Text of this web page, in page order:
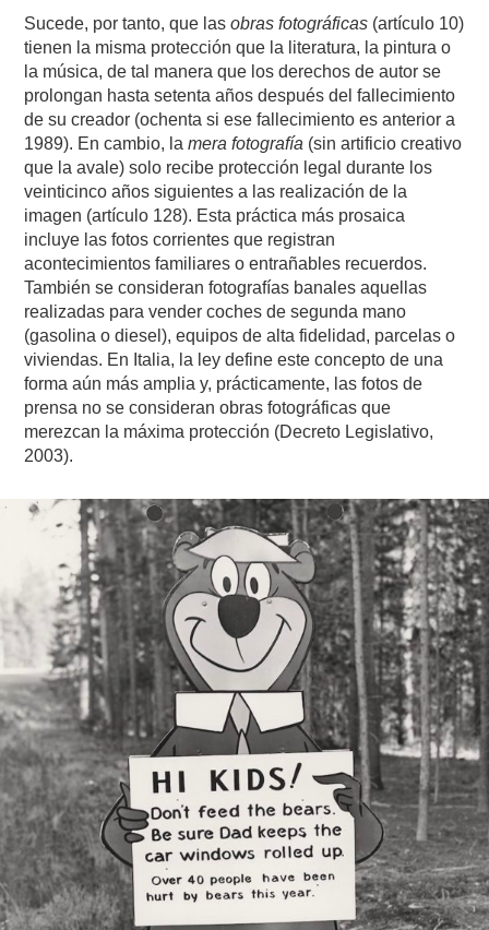
Sucede, por tanto, que lasobras fotográficas (artículo 10)
tienen la misma protección que la literatura, la pintura o
la música, de tal manera que los derechos de autor se
prolongan hasta setenta años después del fallecimiento
de su creador (ochenta si ese fallecimiento es anterior a
1989). En cambio, lamera fotografía (sin artificio creativo
que la avale) solo recibe protección legal durante los
veinticinco años siguientes a las realización de la
imagen (artículo 128). Esta práctica más prosaica
incluye las fotos corrientes que registran
acontecimientos familiares o entrañables recuerdos.
También se consideran fotografías banales aquellas
realizadas para vender coches de segunda mano
(gasolina o diesel), equipos de alta fidelidad, parcelas o
viviendas. En Italia, la ley define este concepto de una
forma aún más amplia y, prácticamente, las fotos de
prensa no se consideran obras fotográficas que
merezcan la máxima protección (Decreto Legislativo,
2003).